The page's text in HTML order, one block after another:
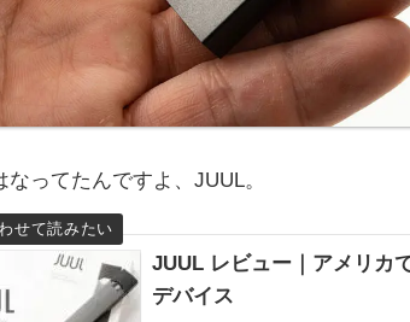
ってたんですよ、JUUL。
JUUL レビュー｜アメリカ
デバイス